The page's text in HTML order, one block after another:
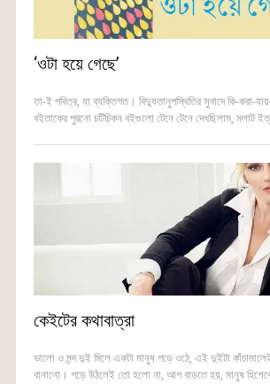
‘ওটা হয়ে গেছে’
তা-ই পবিত্র, যা ব্যক্তিগত। বিদ্যুতানুপস্থিতির সুবাদে কি-করা-
বইতাকের পুরনো চটিচিকন বইগুলো টেনে টেনে দেখছিলাম, মলাট
কেইটের কথাবাত্রা
ভালো ও মন্দ দুই মিলে একটা মানুষ গড়ে ওঠে, এই দুইটা
বানানো। গড়ে উঠলেই তো হলো না, আগ বাড়তে হয়, মানুষ